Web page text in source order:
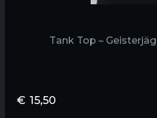
Tank Top –
€ 15,50